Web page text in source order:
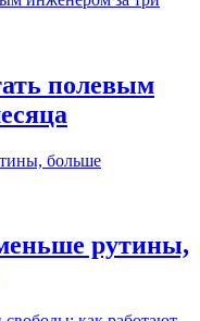
полевым
рутины,